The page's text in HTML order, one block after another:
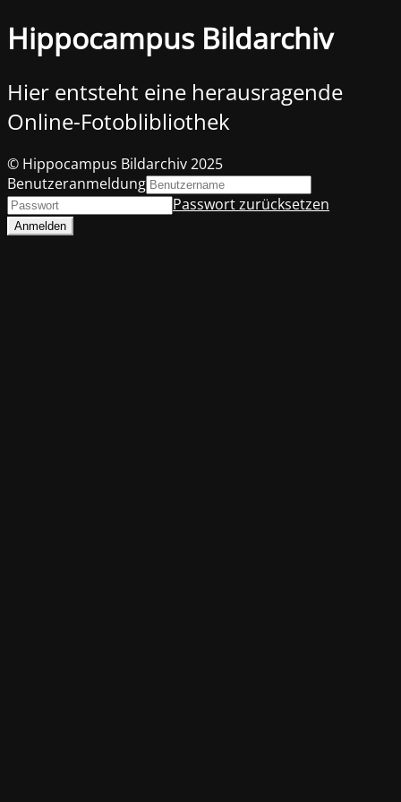
Hippocampus Bildarchiv
Hier entsteht eine herausragende
Online-Fotoblibliothek
© Hippocampus Bildarchiv 2025
Benutzeranmeldung
Passwort zurücksetzen